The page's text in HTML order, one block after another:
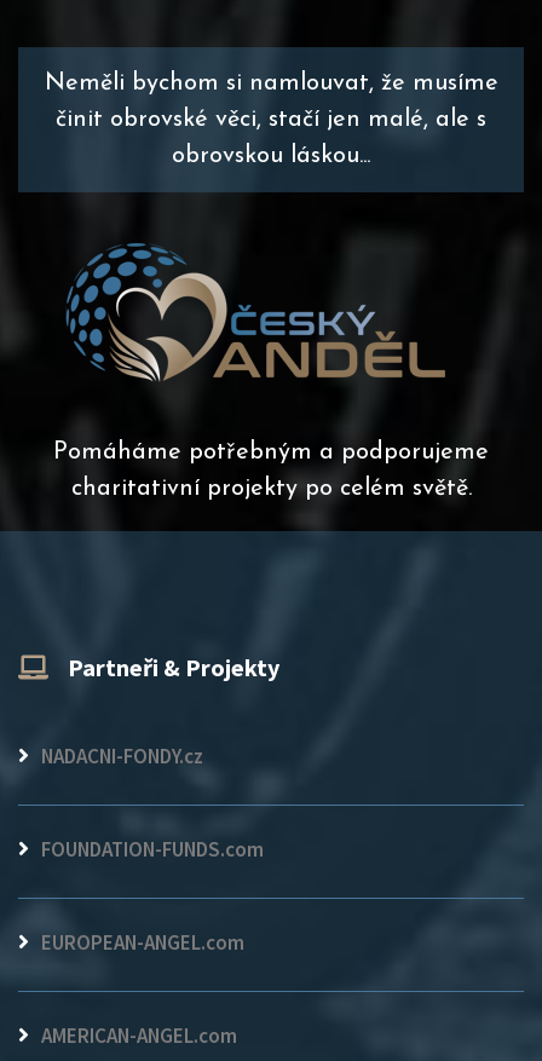
Neměli bychom si namlouvat, že musíme
činit obrovské věci, stačí jen malé, ale s
obrovskou láskou...
Pomáháme potřebným a podporujeme
charitativní projekty po celém světě.
Partneři & Projekty
NADACNI-FONDY.cz
FOUNDATION-FUNDS.com
EUROPEAN-ANGEL.com
AMERICAN-ANGEL.com